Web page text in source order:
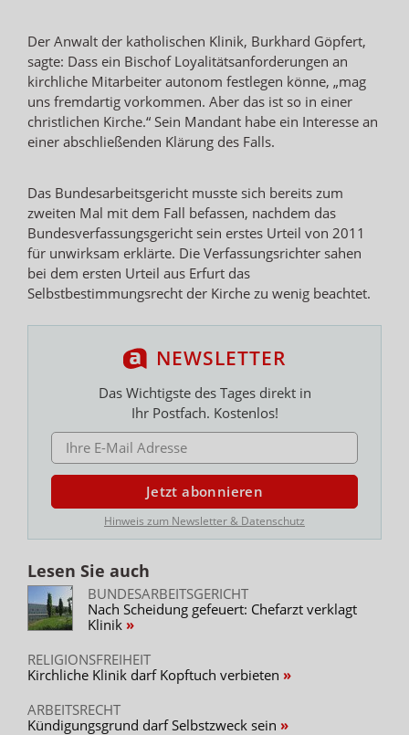
Der Anwalt der katholischen Klinik, Burkhard Göpfert,
sagte: Dass ein Bischof Loyalitätsanforderungen an
kirchliche Mitarbeiter autonom festlegen könne, „mag
uns fremdartig vorkommen. Aber das ist so in einer
christlichen Kirche.“ Sein Mandant habe ein Interesse an
einer abschließenden Klärung des Falls.
Das Bundesarbeitsgericht musste sich bereits zum
zweiten Mal mit dem Fall befassen, nachdem das
Bundesverfassungsgericht sein erstes Urteil von 2011
für unwirksam erklärte. Die Verfassungsrichter sahen
bei dem ersten Urteil aus Erfurt das
Selbstbestimmungsrecht der Kirche zu wenig beachtet.
NEWSLETTER
Das Wichtigste des Tages direkt in
Ihr Postfach. Kostenlos!
E-MAIL ADRESSE
Jetzt abonnieren
Hinweis zum Newsletter & Datenschutz
Lesen Sie auch
BUNDESARBEITSGERICHT
Nach Scheidung gefeuert: Chefarzt verklagt
Klinik
RELIGIONSFREIHEIT
Kirchliche Klinik darf Kopftuch verbieten
ARBEITSRECHT
Kündigungsgrund darf Selbstzweck sein